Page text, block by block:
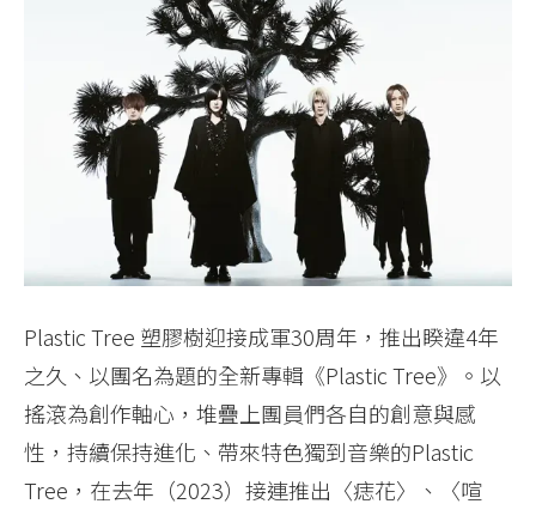
Plastic Tree 塑膠樹迎接成軍30周年，推出睽違4年
之久、以團名為題的全新專輯《Plastic Tree》。以
搖滾為創作軸心，堆疊上團員們各自的創意與感
性，持續保持進化、帶來特色獨到音樂的Plastic
Tree，在去年（2023）接連推出〈痣花〉、〈喧